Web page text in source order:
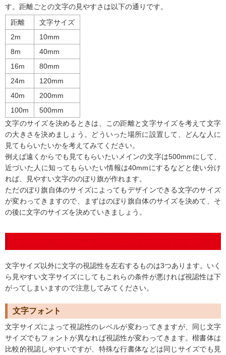
す。距離ごとの文字の見やすさは以下の通りです。
距離
文字サイズ
2m
10mm
8m
40mm
16m
80mm
24m
120mm
40m
200mm
100m
500mm
文字のサイズを決めるときは、この距離と文字サイズを考えて文字
の大きさを決めましょう。どういった場所に設置して、どんな人に
見てもらいたいかを考えてみてください。
例えば遠くからでも見てもらいたいメインの文字は500mmにして、
近づいた人に知ってもらいたい情報は40mmにするなどと使い分け
れば、見やすい文字ののぼり旗が作れます。
ただのぼり旗自体のサイズによってもデザインできる文字のサイズ
が変わってきますので、まずはのぼり旗自体のサイズを決めて、そ
の後に文字のサイズを決めていきましょう。
文字サイズ以外に文字の視認性を左右するものは3つあります。いく
ら見やすい文字サイズにしてもこれらの条件が悪ければ視認性は下
がってしまいますので注意してみてください。
文字フォント
文字サイズによって視認性のレベルが変わってきますが、同じ文字
サイズでもフォントが異なれば視認性が変わってきます。楷書体は
比較的視認しやすいですが、特殊な行書体などは同じサイズでも見